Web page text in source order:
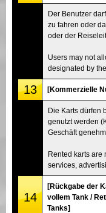
Der Benutzer
zu fahren oder
oder der
Users may not
designated by
13 [Kommerzielle
Die Karts dürfen
genutzt werden
Geschäft
Rented karts are
services,
14
[Rückgabe der
vollem Tank /
Tanks]